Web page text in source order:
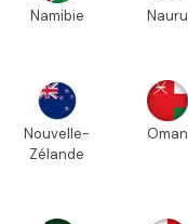
Namibie Nauru
Nouvelle-
Zélande
Oman